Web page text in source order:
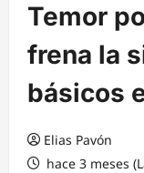
Temor
frena la
básicos
Elias Pavón
hace 3 meses